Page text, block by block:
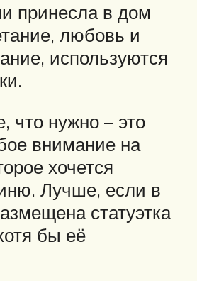
принесла в дом
любовь и
используются
что нужно – это
внимание на
хочется
Лучше, если в
статуэтка
бы её